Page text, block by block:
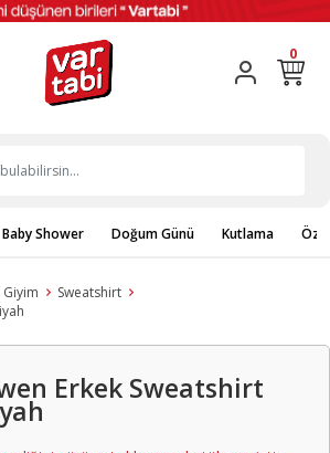
0
Baby Shower Doğum Günü Kutlama
Giyim
Sweatshirt
Erkek Sweatshirt